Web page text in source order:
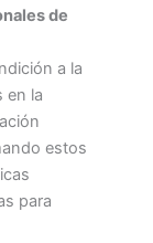
de
a la
en la
estos
para